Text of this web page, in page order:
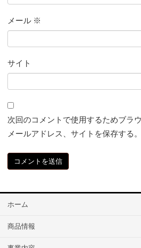
メール ※
サイト
次回のコメントで使用するためブラ
メールアドレス、サイトを保存する。
ホーム
商品情報